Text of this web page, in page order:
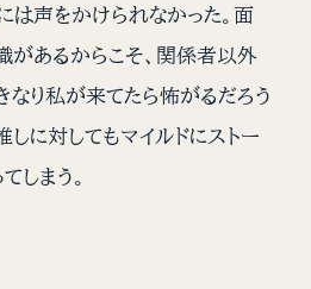
声をかけられなかった。面
があるからこそ、関係者以外
り私が来てたら怖がるだろう
に対してもマイルドにストー
しまう。